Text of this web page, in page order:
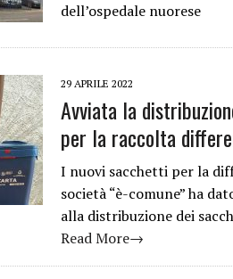
dell’ospedale nuorese
29 APRILE 2022
Avviata la
per la raccolta
I nuovi sacchetti per la
società “è-comune” ha
alla distribuzione dei
Read More→